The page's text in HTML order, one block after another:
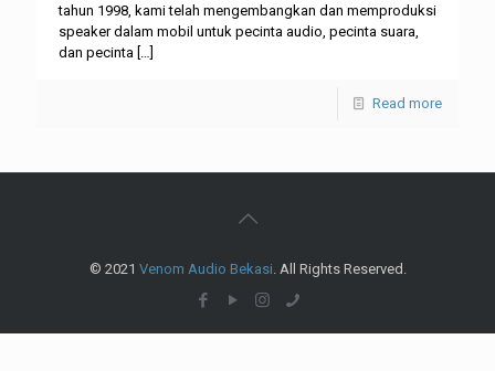
tahun 1998, kami telah mengembangkan dan memproduksi
speaker dalam mobil untuk pecinta audio, pecinta suara,
dan pecinta […]
Read more
© 2021 Venom Audio Bekasi. All Rights Reserved.